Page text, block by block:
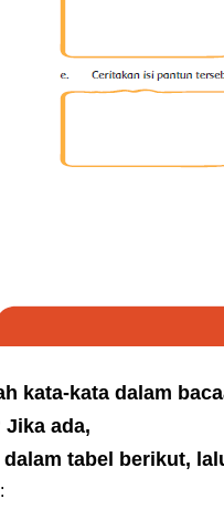
kata-kata dalam
ada,
tabel berikut,